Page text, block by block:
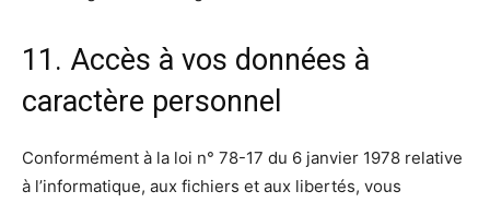
11. Accès à vos données à
caractère personnel
Conformément à la loi n° 78-17 du 6 janvier 1978 relative
à l’informatique, aux fichiers et aux libertés, vous